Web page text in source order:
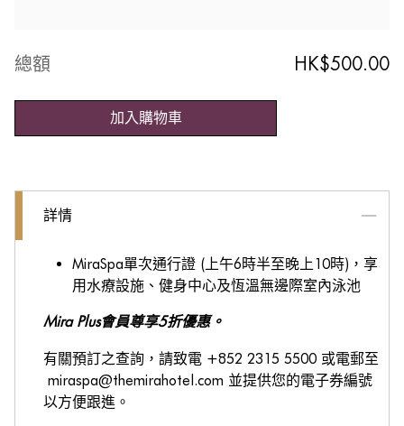
總額 HK$500.00
加入購物車
詳情
MiraSpa單次通行證 (上午6時半至晚上10時)，享
用水療設施、健身中心及恆溫無邊際室內泳池
Mira Plus會員尊享5折優惠。
有關預訂之查詢，請致電 +852 2315 5500 或電郵至
miraspa@themirahotel.com 並提供您的電子券編號
以方便跟進。